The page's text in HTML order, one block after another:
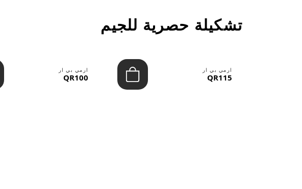
تشكيلة حصرية للجيم
ارمي بي ار
QR115
ارمي بي ار
QR100